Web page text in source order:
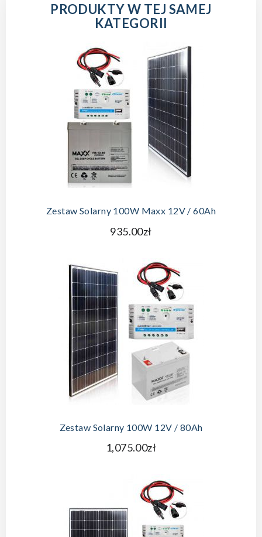
PRODUKTY W TEJ SAMEJ
KATEGORII
DODAJ DO KOSZYKA
Zestaw Solarny 100W Maxx 12V / 60Ah
935.00zł
DODAJ DO KOSZYKA
Zestaw Solarny 100W 12V / 80Ah
1,075.00zł